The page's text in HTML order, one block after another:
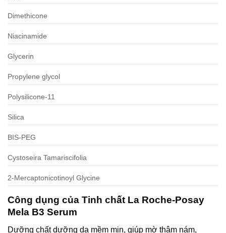
Dimethicone
Niacinamide
Glycerin
Propylene glycol
Polysilicone-11
Silica
BIS-PEG
Cystoseira Tamariscifolia
2-Mercaptonicotinoyl Glycine
Công dụng của Tinh chất La Roche-Posay
Mela B3 Serum
Dưỡng chất dưỡng da mềm mịn, giúp mờ thâm nám,